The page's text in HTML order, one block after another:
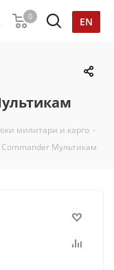
EN
0
милитари и карго -
Мультикам